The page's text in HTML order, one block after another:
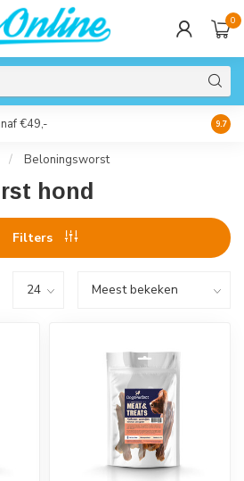
0
€49,- 9.7
/ Beloningsworst
hond
Filters